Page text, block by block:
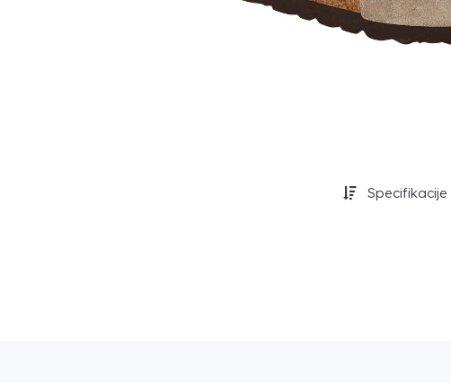
Specifikacije